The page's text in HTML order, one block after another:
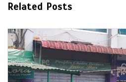
Related Posts